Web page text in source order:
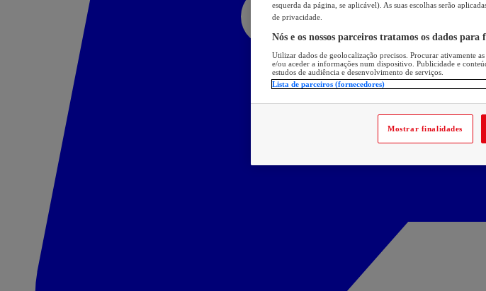
esquerda da página, se aplicável). As suas escolhas serão
de privacidade.
Nós e os nossos parceiros tratamos os dados para
Utilizar dados de geolocalização precisos. Procurar ativamente
e/ou aceder a informações num dispositivo. Publicidade e
estudos de audiência e desenvolvimento de serviços.
Lista de parceiros (fornecedores)
Mostrar finalidades